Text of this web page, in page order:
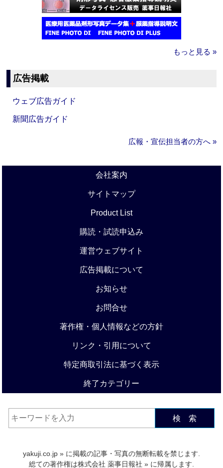
もっと見る »
広告掲載
ウェブ広告ガイド
新聞広告ガイド
広報・宣伝担当者の方へ »
会社案内
サイトマップ
Product List
購読・試読申込み
運営ウェブサイト
広告掲載について
お知らせ
お問合せ
著作権・個人情報などの方針
リンク・引用について
特定商取引法に基づく表示
終了カテゴリー
検 索
yakuji.co.jp » に掲載の記事・写真の無断転載を禁じます.
総ての著作権は株式会社 薬事日報社 » に帰属します.